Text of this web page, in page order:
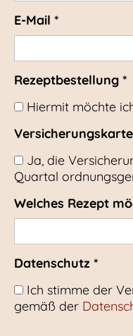
E-Mail *
Rezeptbestellung *
Hiermit möchte
Ja, die
Quartal
Welches Rezept
Datenschutz *
Ich stimme der
gemäß der